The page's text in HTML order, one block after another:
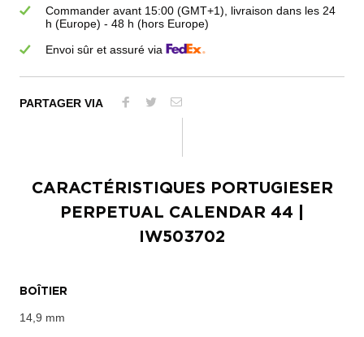
Commander avant 15:00 (GMT+1), livraison dans les 24
h (Europe) - 48 h (hors Europe)
Envoi sûr et assuré via
PARTAGER VIA
CARACTÉRISTIQUES PORTUGIESER
PERPETUAL CALENDAR 44
IW503702
BOÎTIER
14,9 mm